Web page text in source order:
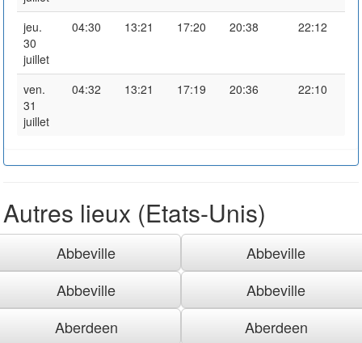
jeu.
30
juillet
04:30 13:21 17:20 20:38 22:12
ven.
31
juillet
04:32 13:21 17:19 20:36 22:10
Autres lieux (Etats-Unis)
Abbeville
Abbeville
Abbeville
Abbeville
Aberdeen
Aberdeen